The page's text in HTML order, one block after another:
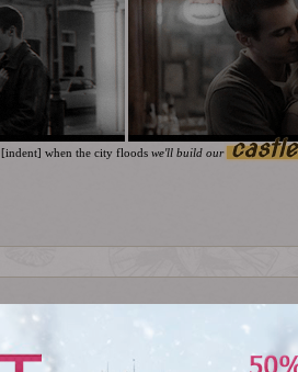
when the city floods we'll build our castle